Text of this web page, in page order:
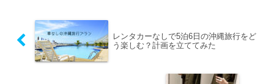
レンタカーなしで5泊6日の沖縄旅行をど
う楽しむ？計画を立ててみた